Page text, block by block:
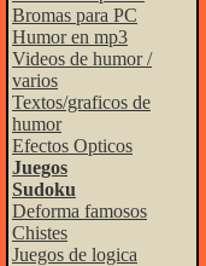
Bromas para PC
Humor en mp3
Videos de humor /
varios
Textos/graficos de
humor
Efectos Opticos
Juegos
Sudoku
Deforma famosos
Chistes
Juegos de logica